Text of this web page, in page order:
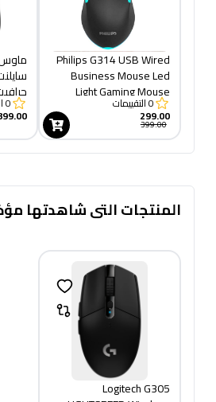
Philips G314 USB Wired
Business Mouse Led
Light Gaming Mouse
0التقييمات
299.00
399.00
جرافيت (910-
0
المنتجات التى شاهدتها
Logitech G305